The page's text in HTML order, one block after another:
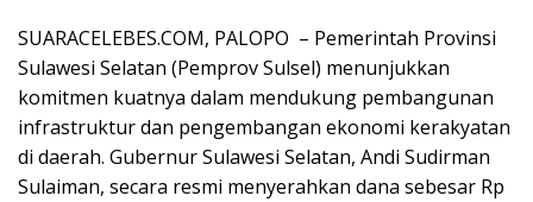
SUARACELEBES.COM, PALOPO – Pemerintah Provinsi
Sulawesi Selatan (Pemprov Sulsel) menunjukkan
komitmen kuatnya dalam mendukung pembangunan
infrastruktur dan pengembangan ekonomi kerakyatan
di daerah. Gubernur Sulawesi Selatan, Andi Sudirman
Sulaiman, secara resmi menyerahkan dana sebesar Rp